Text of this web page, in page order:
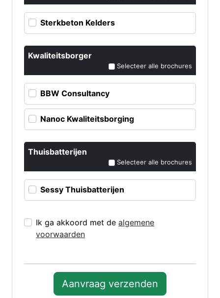
Sterkbeton Kelders
Kwaliteitsborger
Selecteer alle brochures
BBW Consultancy
Nanoc Kwaliteitsborging
Thuisbatterijen
Selecteer alle brochures
Sessy Thuisbatterijen
Ik ga akkoord met de algemene
voorwaarden
Aanvraag verzenden